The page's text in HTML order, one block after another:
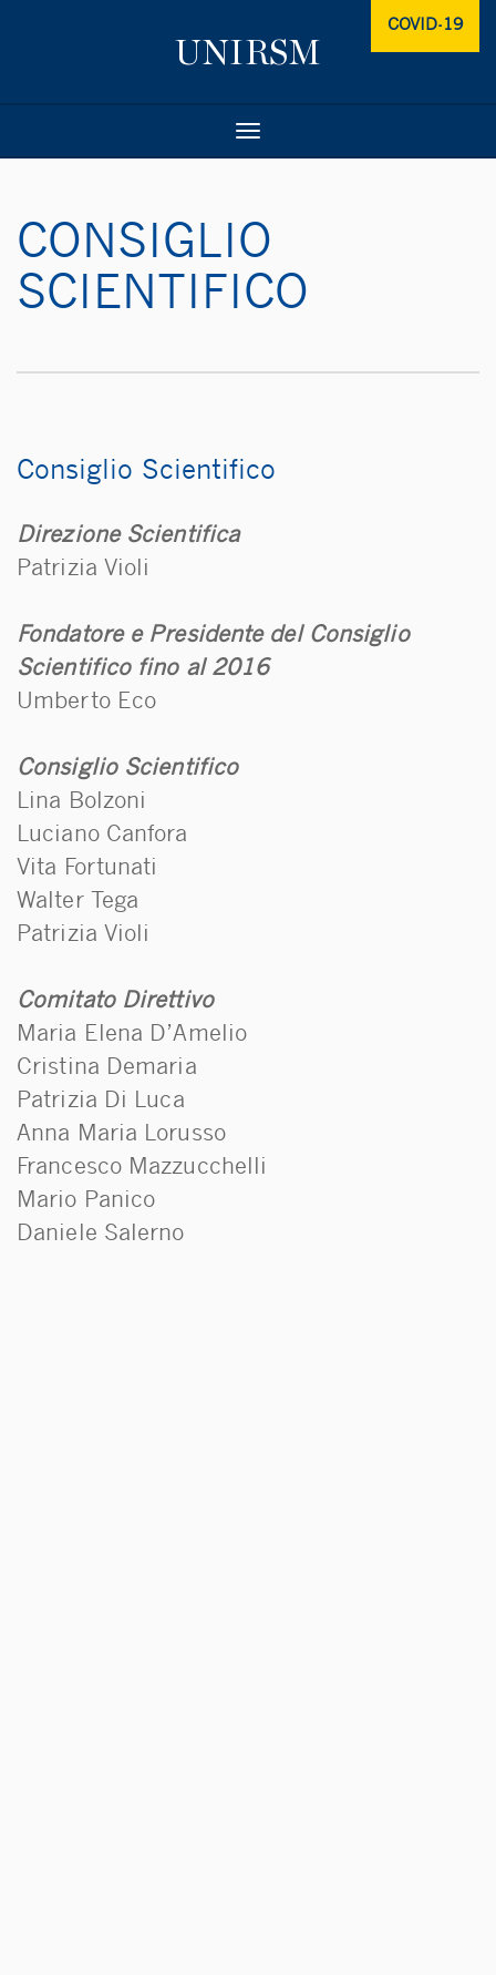
COVID-19
Toggle
CONSIGLIO
SCIENTIFICO
Consiglio Scientifico
Direzione Scientifica
Patrizia Violi
Fondatore e Presidente del Consiglio
Scientifico fino al 2016
Umberto Eco
Consiglio Scientifico
Lina Bolzoni
Luciano Canfora
Vita Fortunati
Walter Tega
Patrizia Violi
Comitato Direttivo
Maria Elena D’Amelio
Cristina Demaria
Patrizia Di Luca
Anna Maria Lorusso
Francesco Mazzucchelli
Mario Panico
Daniele Salerno